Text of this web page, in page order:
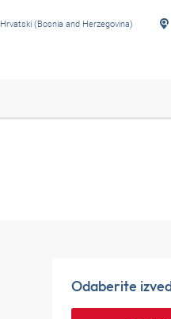
Hrvatski (Bosnia and Herzegovina)
Odaberite